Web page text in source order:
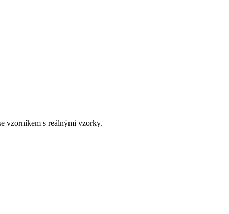
vzorníkem s reálnými vzorky.